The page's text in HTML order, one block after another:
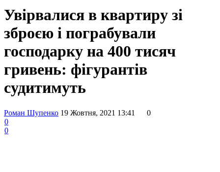
Увірвалися в квартиру зі
зброєю і пограбували
господарку на 400 тисяч
гривень: фігурантів
судитимуть
Роман Шупенко 19 Жовтня, 2021 13:41
0
0
0